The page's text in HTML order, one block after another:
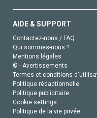
AIDE & SUPPORT
Contactez-nous / FAQ
Qui sommes-nous ?
Mentions légales
© - Avertissements
Termes et conditions
Politique rédactionnelle
Politique publicitaire
Cookie settings
Politique de la vie privée